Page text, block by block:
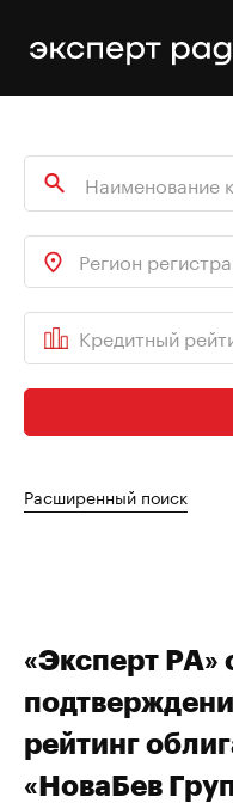
Регион
Кредитный
Расширенный поиск
«Эксперт РА»
рейтинг
«НоваБев